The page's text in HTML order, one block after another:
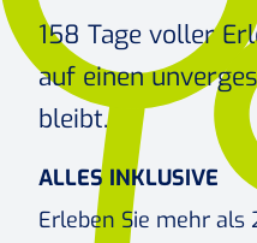
158 Tage voller
auf einen
bleibt.
ALLES INKLUSIVE
Erleben Sie mehr